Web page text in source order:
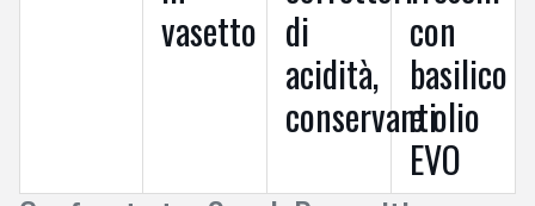
vasetto di
acidità,
conservanti
con
basilico
e olio
EVO